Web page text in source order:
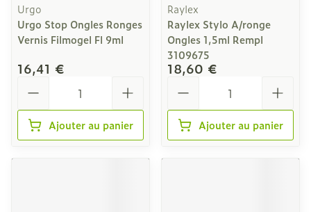
Urgo
Urgo Stop Ongles Ronges
Vernis Filmogel Fl 9ml
16,41 €
Ajouter au panier
Raylex
Raylex Stylo A/ronge
Ongles 1,5ml Rempl
3109675
18,60 €
Ajouter au panier